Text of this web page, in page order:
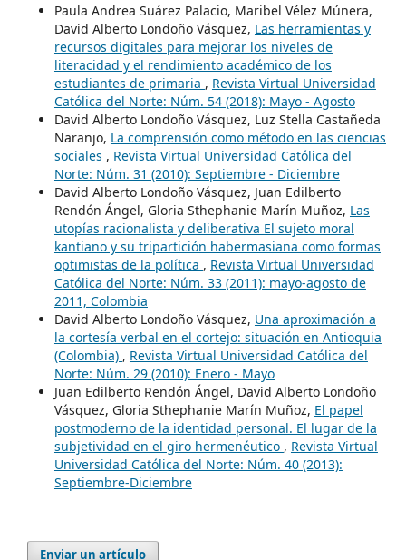
Paula Andrea Suárez Palacio, Maribel Vélez Múnera,
David Alberto Londoño Vásquez, Las herramientas y
recursos digitales para mejorar los niveles de
literacidad y el rendimiento académico de los
estudiantes de primaria , Revista Virtual Universidad
Católica del Norte: Núm. 54 (2018): Mayo - Agosto
David Alberto Londoño Vásquez, Luz Stella Castañeda
Naranjo, La comprensión como método en las ciencias
sociales , Revista Virtual Universidad Católica del
Norte: Núm. 31 (2010): Septiembre - Diciembre
David Alberto Londoño Vásquez, Juan Edilberto
Rendón Ángel, Gloria Sthephanie Marín Muñoz, Las
utopías racionalista y deliberativa El sujeto moral
kantiano y su tripartición habermasiana como formas
optimistas de la política , Revista Virtual Universidad
Católica del Norte: Núm. 33 (2011): mayo-agosto de
2011, Colombia
David Alberto Londoño Vásquez, Una aproximación a
la cortesía verbal en el cortejo: situación en Antioquia
(Colombia) , Revista Virtual Universidad Católica del
Norte: Núm. 29 (2010): Enero - Mayo
Juan Edilberto Rendón Ángel, David Alberto Londoño
Vásquez, Gloria Sthephanie Marín Muñoz, El papel
postmoderno de la identidad personal. El lugar de la
subjetividad en el giro hermenéutico , Revista Virtual
Universidad Católica del Norte: Núm. 40 (2013):
Septiembre-Diciembre
Enviar un artículo